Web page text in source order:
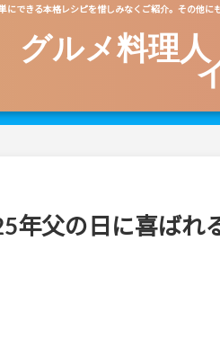
にできる本格レシピを惜しみなくご紹介。その他に
グルメ料理
年父の日に喜ばれ